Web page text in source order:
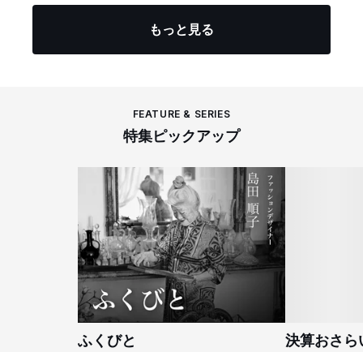
もっと見る
FEATURE & SERIES
特集ピックアップ
ふくびと 決算おさら